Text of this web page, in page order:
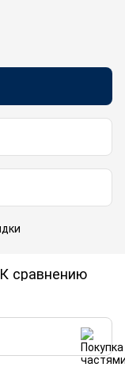
К сравнению